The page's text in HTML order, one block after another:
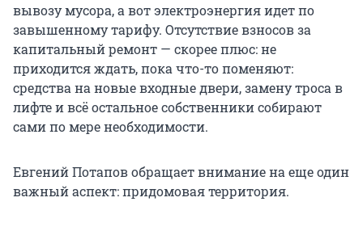
вывозу мусора, а вот электроэнергия идет по
завышенному тарифу. Отсутствие взносов за
капитальный ремонт — скорее плюс: не
приходится ждать, пока что-то поменяют:
средства на новые входные двери, замену троса в
лифте и всё остальное собственники собирают
сами по мере необходимости.
Евгений Потапов обращает внимание на еще один
важный аспект: придомовая территория.